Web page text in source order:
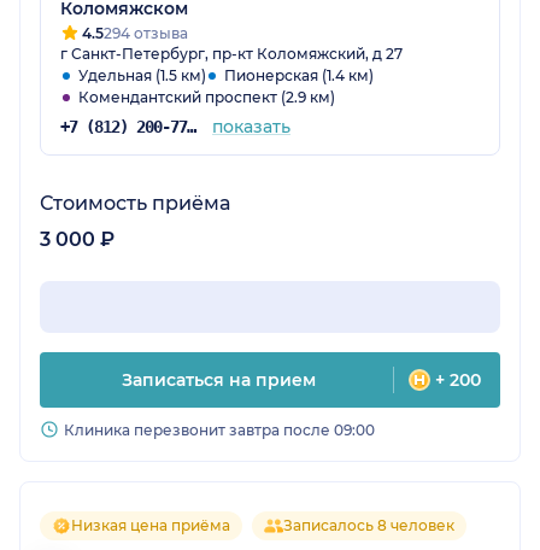
Коломяжском
4.5294 отзыва
г Санкт-Петербург, пр-кт Коломяжский, д 27
Удельная (1.5 км)
Пионерская (1.4 км)
Комендантский проспект (2.9 км)
+7 (812) 200-77-54 показать
Стоимость приёма
3 000 ₽
Записаться на прием + 200
Клиника перезвонит завтра после 09:00
Низкая цена приёма Записалось 8 человек